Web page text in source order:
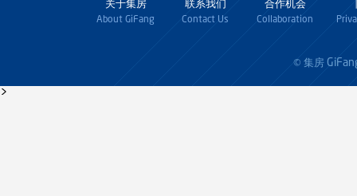
关于集房
About GiFang
联系我们
Contact Us
合作机会
Collaboration
© 集房
>